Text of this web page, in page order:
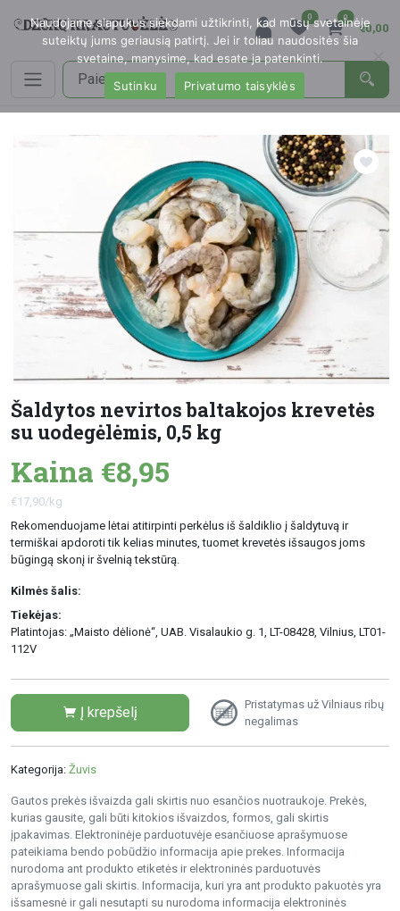
0 0
€0,00
Šaldytos nevirtos baltakojos krevetės
su uodegėlėmis, 0,5 kg
Kaina €8,95
€17,90/kg
Rekomenduojame lėtai atitirpinti perkėlus iš šaldiklio į šaldytuvą ir
termiškai apdoroti tik kelias minutes, tuomet krevetės išsaugos joms
būgingą skonį ir švelnią tekstūrą.
Kilmės šalis:
Tiekėjas:
Platintojas: „Maisto dėlionė“, UAB. Visalaukio g. 1, LT-08428, Vilnius, LT01-
112V
Į krepšelį
Pristatymas už Vilniaus ribų
negalimas
Kategorija: Žuvis
Gautos prekės išvaizda gali skirtis nuo esančios nuotraukoje. Prekės,
kurias gausite, gali būti kitokios išvaizdos, formos, gali skirtis
įpakavimas. Elektroninėje parduotuvėje esančiuose aprašymuose
pateikiama bendo pobūdžio informacija apie prekes. Informacija
nurodoma ant produkto etiketės ir elektroninės parduotuvės
aprašymuose gali skirtis. Informacija, kuri yra ant produkto pakuotės yra
išsamesnė ir gali nesutapti su nurodoma informacija elektroninės
Naudojame slapukus siekdami užtikrinti, kad mūsų svetainėje
suteiktų jums geriausią patirtį. Jei ir toliau naudositės šia
svetaine, manysime, kad esate ja patenkinti.
Sutinku
Privatumo taisyklės